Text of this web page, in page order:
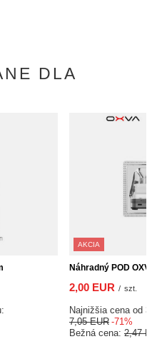
DLA
AKCIA
Náhradný POD
2,00 EUR / szt.
Najnižšia cena od
7,05 EUR -71%
Bežná cena: 2,47